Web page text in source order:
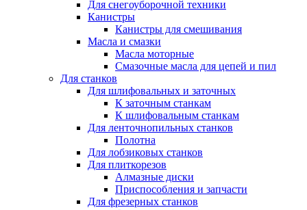
Для снегоуборочной техники
Канистры
Канистры для смешивания
Масла и смазки
Масла моторные
Смазочные масла для цепей и пил
Для станков
Для шлифовальных и заточных
К заточным станкам
К шлифовальным станкам
Для ленточнопильных станков
Полотна
Для лобзиковых станков
Для плиткорезов
Алмазные диски
Приспособления и запчасти
Для фрезерных станков